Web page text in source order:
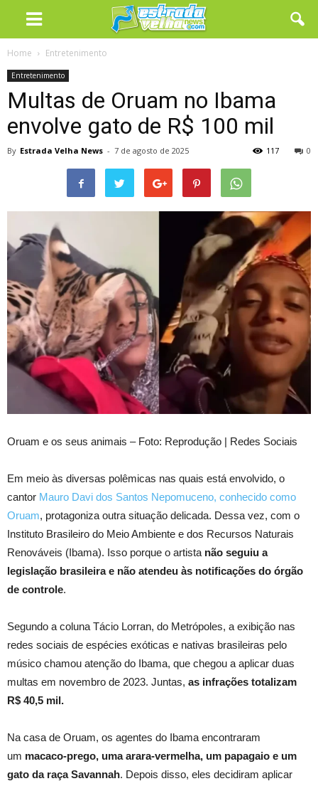
Home Entretenimento
Entretenimento
Multas de Oruam no Ibama
envolve gato de R$ 100 mil
By Estrada Velha News - 7 de agosto de 2025 0
117
Oruam e os seus animais – Foto: Reprodução | Redes Sociais
Em meio às diversas polêmicas nas quais está envolvido, o
cantor Mauro Davi dos Santos Nepomuceno, conhecido como
Oruam, protagoniza outra situação delicada. Dessa vez, com o
Instituto Brasileiro do Meio Ambiente e dos Recursos Naturais
Renováveis (Ibama). Isso porque o artista não seguiu a
legislação brasileira e não atendeu às notificações do órgão
de controle.
Segundo a coluna Tácio Lorran, do Metrópoles, a exibição nas
redes sociais de espécies exóticas e nativas brasileiras pelo
músico chamou atenção do Ibama, que chegou a aplicar duas
multas em novembro de 2023. Juntas, as infrações totalizam
R$ 40,5 mil.
Na casa de Oruam, os agentes do Ibama encontraram
um macaco-prego, uma arara-vermelha, um papagaio e um
gato da raça Savannah. Depois disso, eles decidiram aplicar